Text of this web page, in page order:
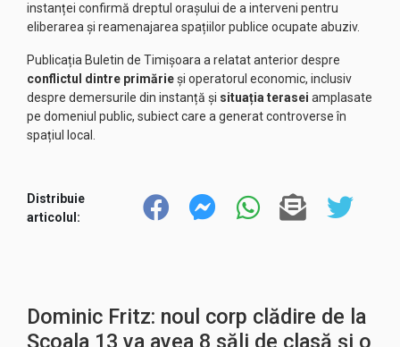
instanței confirmă dreptul orașului de a interveni pentru
eliberarea și reamenajarea spațiilor publice ocupate abuziv.
Publicația Buletin de Timișoara a relatat anterior despre
conflictul dintre primărieși operatorul economic, inclusiv
despre demersurile din instanță și situația terasei amplasate
pe domeniul public, subiect care a generat controverse în
spațiul local.
Distribuie
articolul:
Dominic Fritz: noul corp clădire de la
Școala 13 va avea 8 săli de clasă și o